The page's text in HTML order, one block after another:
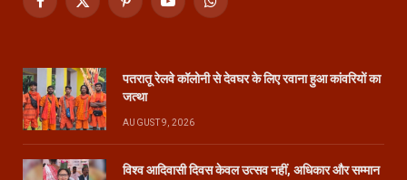
Facebook
X
PinterestYouTubeWhatsApp
पतरातू रेलवे कॉलोनी से देवघर के लिए रवाना हुआ कांवरियों का
जत्था
AUGUST 9, 2026
विश्व आदिवासी दिवस केवल उत्सव नहीं, अधिकार और सम्मान